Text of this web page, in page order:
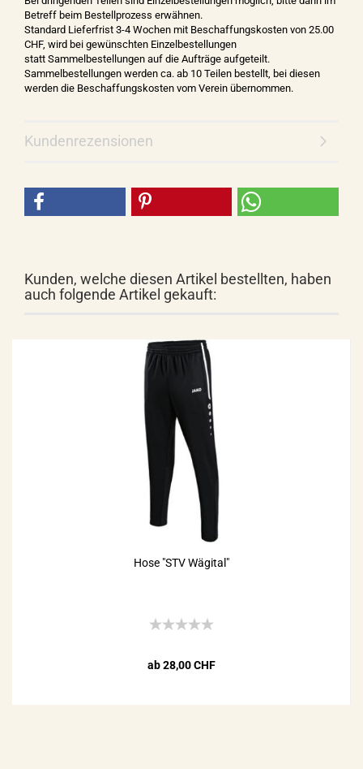
Betreff beim Bestellprozess erwähnen.
Standard Lieferfrist 3-4 Wochen mit Beschaffungskosten von 25.00
CHF, wird bei gewünschten Einzelbestellungen
statt Sammelbestellungen auf die Aufträge aufgeteilt.
Sammelbestellungen werden ca. ab 10 Teilen bestellt, bei diesen
werden die Beschaffungskosten vom Verein übernommen.
Kundenrezensionen
Kunden, welche diesen Artikel bestellten, haben
auch folgende Artikel gekauft:
Hose "STV Wägital"
ab 28,00 CHF